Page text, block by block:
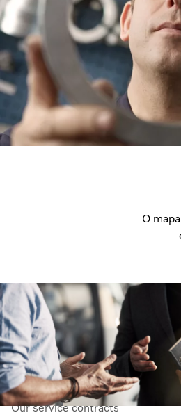
O
Keep your buses up
There is a Volvo Service
operation. Each vehicle gets its
out of your maintenance budget.
Our service contracts